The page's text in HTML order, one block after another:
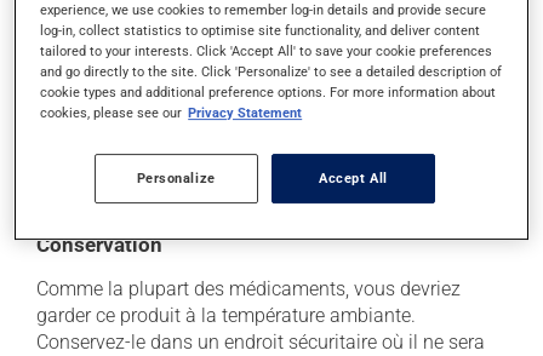
Chaque personne peut réagir différemment à un
traitement. Si vous croyez que ce produit est la cause
d'un problème qui vous incommode, qu'il soit
mentionné ici ou non, discutez-en avec votre
professionnel(le) de la santé. Il ou elle peut vous aider
à déterminer si votre traitement en est effectivement la
cause et, au besoin, vous aider à bien gérer la situation.
Conservation
Comme la plupart des médicaments, vous devriez
garder ce produit à la température ambiante.
Conservez-le dans un endroit sécuritaire où il ne sera
experience, we use cookies to remember log-in details and provide secure
log-in, collect statistics to optimise site functionality, and deliver content
tailored to your interests. Click 'Accept All' to save your cookie preferences
and go directly to the site. Click 'Personalize' to see a detailed description of
cookie types and additional preference options. For more information about
cookies, please see our Privacy Statement
Personalize Accept All